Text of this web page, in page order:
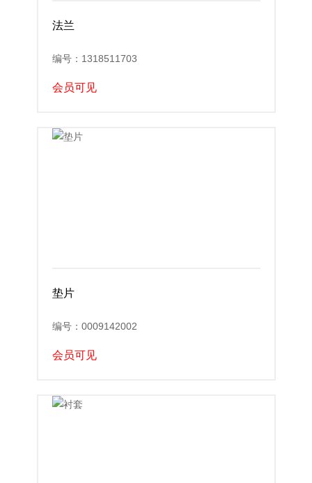
法兰
编号：1318511703
会员可见
垫片
编号：0009142002
会员可见